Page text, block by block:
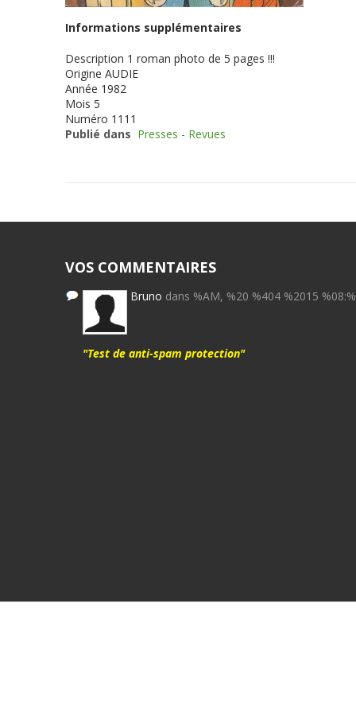
Informations supplémentaires
Description 1 roman photo de 5 pages !!!
Origine AUDIE
Année 1982
Mois 5
Numéro 1111
Publié dans Presses - Revues
VOS COMMENTAIRES
Bruno dans %AM, %20 %404 %2015
"Test de anti-spam protection"